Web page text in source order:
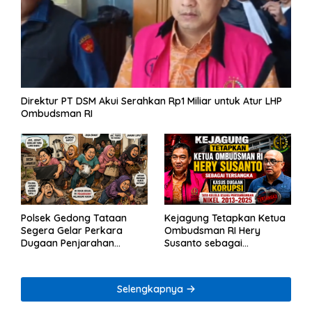
Direktur PT DSM Akui Serahkan Rp1 Miliar untuk Atur LHP
Ombudsman RI
Polsek Gedong Tataan
Segera Gelar Perkara
Dugaan Penjarahan
Kejagung Tetapkan Ketua
Ombudsman RI Hery
Susanto sebagai
Tambang Nikel
Selengkapnya